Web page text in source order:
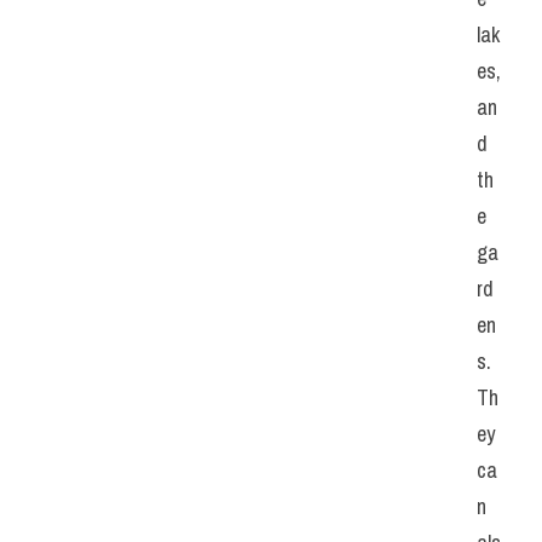
lak
es,
an
d
th
e
ga
rd
en
s.
Th
ey
ca
n